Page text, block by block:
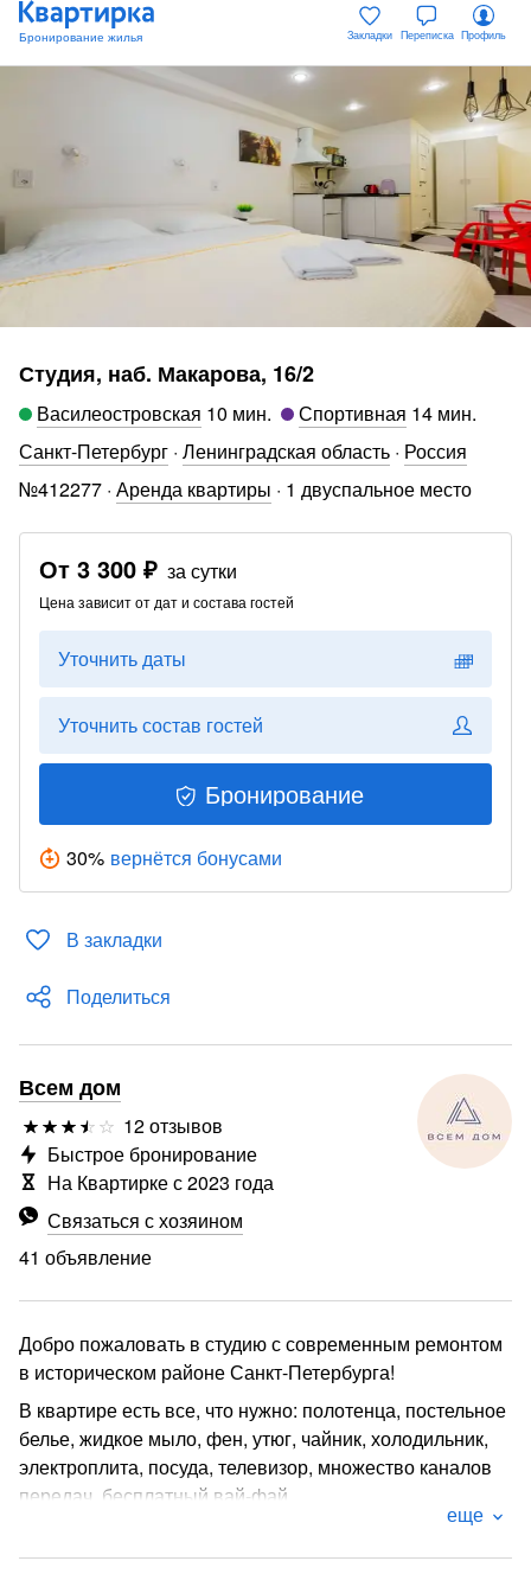
Закладки Переписка Профиль
Студия, наб. Макарова, 16/2
Василеостровская 10 мин. Спортивная 14 мин.
Санкт-Петербург · Ленинградская область · Россия
№412277 · Аренда квартиры · 1 двуспальное место
От 3 300 ₽ за сутки
Цена зависит от дат и состава гостей
Уточнить даты
Уточнить состав гостей
Бронирование
30% вернётся бонусами
В закладки
Поделиться
Всем дом
12 отзывов
Связаться с хозяином
41 объявление
Быстрое бронирование
На Квартирке с 2023 года
Добро пожаловать в студию с современным ремонтом
в историческом районе Санкт-Петербурга!
В квартире есть все, что нужно: полотенца, постельное
белье, жидкое мыло, фен, утюг, чайник, холодильник,
электроплита, посуда, телевизор, множество каналов
передач, бесплатный вай-фай.
Рядом расположены продуктовые магазины, места
общественного питания, аптеки. Удобное
еще